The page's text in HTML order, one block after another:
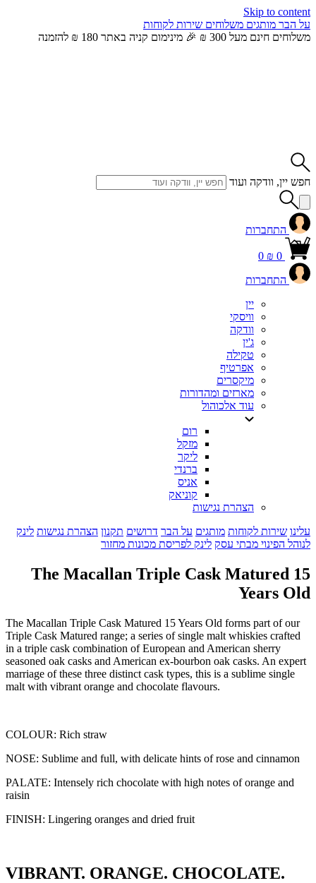
Skip to content
על הבר מותגים משלוחים שירות לקוחות
משלוחים חינם מעל 300 ₪ 🎉 מינימום קניה באתר 180 ₪ להזמנה
חפש יין, וודקה ועוד
התחברות
0
0 ₪
התחברות
יין
וויסקי
וודקה
ג'ין
טקילה
אפרטיף
מיקסרים
מארזים ומהדורות
עוד אלכוהול
רום
מזקל
ליקר
ברנדי
אניס
קוניאק
הצהרת נגישות
עלינו שירות לקוחות מותגים על הבר דרושים תקנון הצהרת נגישות לינק
לנוהל הפינוי מבתי עסק לינק לפריסת מכונות מחזור
The Macallan Triple Cask Matured 15
Years Old
The Macallan Triple Cask Matured 15 Years Old forms part of our
Triple Cask Matured range; a series of single malt whiskies crafted
in a triple cask combination of European and American sherry
seasoned oak casks and American ex-bourbon oak casks. An expert
marriage of these three distinct cask types, this is a sublime single
malt with vibrant orange and chocolate flavours.
COLOUR: Rich straw
NOSE: Sublime and full, with delicate hints of rose and cinnamon
PALATE: Intensely rich chocolate with high notes of orange and
raisin
FINISH: Lingering oranges and dried fruit
VIBRANT. ORANGE. CHOCOLATE.